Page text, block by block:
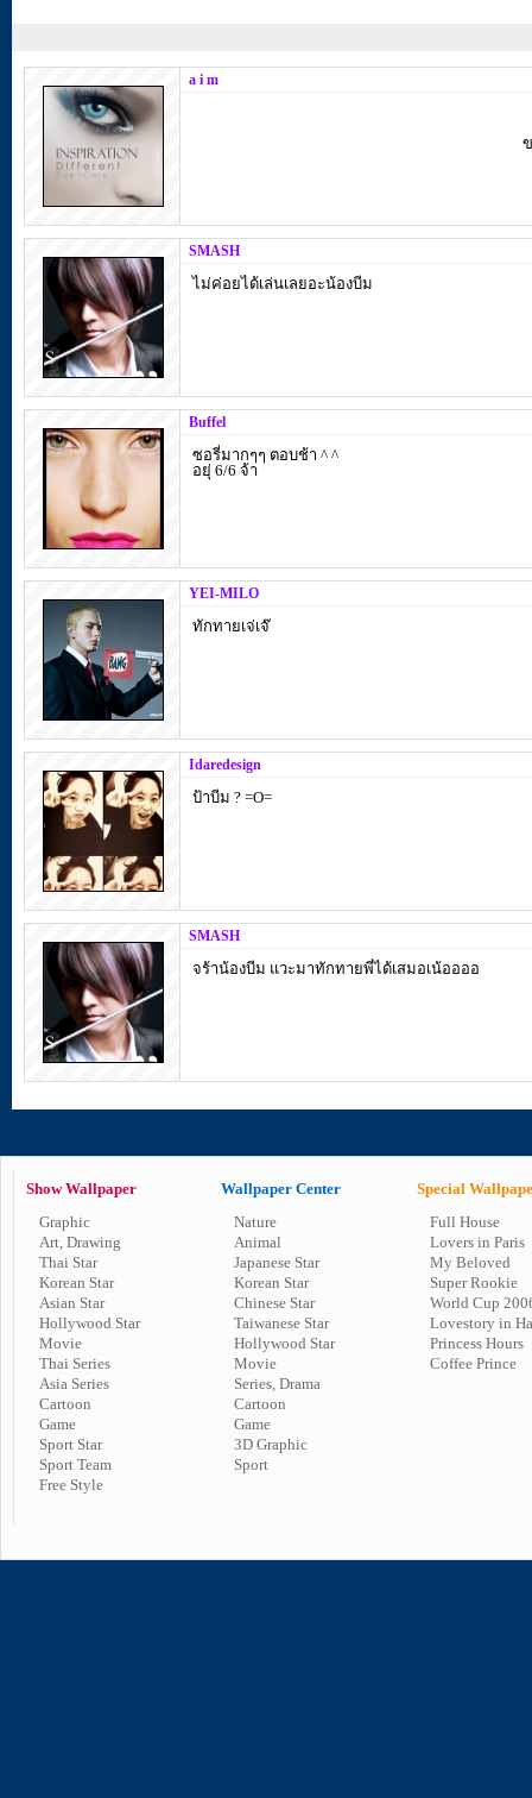
a i m
SMASH
ไม่ค่อยได้เล่นเลยอะน้องบีม
Buffel
ซอรี่มากๆๆ ตอบช้า ^ ^
อยุ่ 6/6 จ้า
YEI-MILO
ทักทายเจ่เจ๊
Idaredesign
ป้าบีม ? =O=
SMASH
จร้าน้องบีม แวะมาทักทายพี่ได้เสมอเน้ออออ
Show Wallpaper
Graphic
Art, Drawing
Thai Star
Korean Star
Asian Star
Hollywood Star
Movie
Thai Series
Asia Series
Cartoon
Game
Sport Star
Sport Team
Free Style
Wallpaper Center
Nature
Animal
Japanese Star
Korean Star
Chinese Star
Taiwanese Star
Hollywood Star
Movie
Series, Drama
Cartoon
Game
3D Graphic
Sport
Special
Full House
Lovers in Paris
My Beloved
Super Rookie
World Cup
Lovestory in
Princess Hours
Coffee Prince